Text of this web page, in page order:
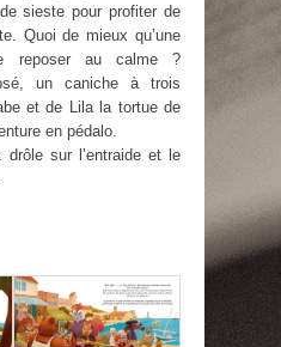
sieste pour profiter de
Quoi de mieux qu’une
reposer au calme ?
un caniche à trois
et de Lila la tortue de
en pédalo.
drôle sur l’entraide et le